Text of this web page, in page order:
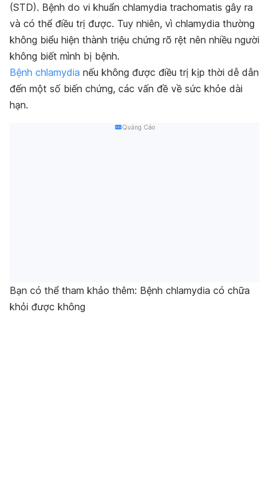
(STD). Bệnh do vi khuẩn chlamydia trachomatis gây ra
và có thể điều trị được. Tuy nhiên, vì chlamydia thường
không biểu hiện thành triệu chứng rõ rệt nên nhiều người
không biết mình bị bệnh.
Bệnh chlamydia nếu không được điều trị kịp thời dễ dẫn
đến một số biến chứng, các vấn đề về sức khỏe dài
hạn.
Quảng Cáo
Bạn có thể tham khảo thêm: Bệnh chlamydia có chữa
khỏi được không